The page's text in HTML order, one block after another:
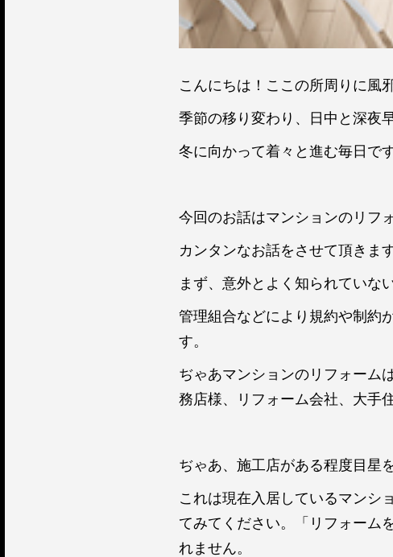
こんにちは！ここの所周りに風
季節の移り変わり、日中と深夜
冬に向かって着々と進む毎日で
今回のお話はマンションのリフ
カンタンなお話をさせて頂きます
まず、意外とよく知られていな
管理組合などにより規約や制約
す。
ぢゃあマンションのリフォーム
務店様、リフォーム会社、大手
ぢゃあ、施工店がある程度目星
これは現在入居しているマンシ
てみてください。「リフォーム
れません。